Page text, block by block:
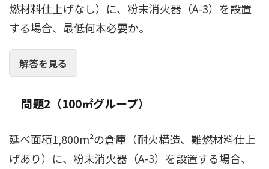
燃材料仕上げなし）に、粉末消火器（A-3）を設置
する場合、最低何本必要か。
解答を見る
問題2（100㎡グループ）
延べ面積1,800m²の倉庫（耐火構造、難燃材料仕上
げあり）に、粉末消火器（A-3）を設置する場合、